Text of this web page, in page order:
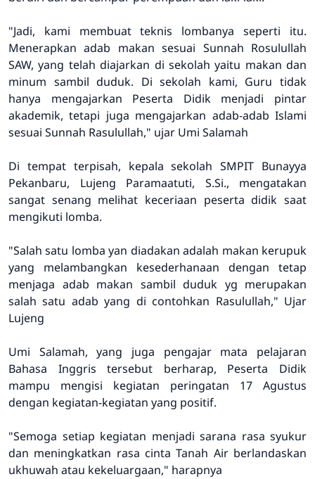
"Jadi, kami membuat teknis lombanya seperti itu.
Menerapkan adab makan sesuai Sunnah Rosulullah
SAW, yang telah diajarkan di sekolah yaitu makan dan
minum sambil duduk. Di sekolah kami, Guru tidak
hanya mengajarkan Peserta Didik menjadi pintar
akademik, tetapi juga mengajarkan adab-adab Islami
sesuai Sunnah Rasulullah," ujar Umi Salamah
Di tempat terpisah, kepala sekolah SMPIT Bunayya
Pekanbaru, Lujeng Paramaatuti, S.Si., mengatakan
sangat senang melihat keceriaan peserta didik saat
mengikuti lomba.
"Salah satu lomba yan diadakan adalah makan kerupuk
yang melambangkan kesederhanaan dengan tetap
menjaga adab makan sambil duduk yg merupakan
salah satu adab yang di contohkan Rasulullah," Ujar
Lujeng
Umi Salamah, yang juga pengajar mata pelajaran
Bahasa Inggris tersebut berharap, Peserta Didik
mampu mengisi kegiatan peringatan 17 Agustus
dengan kegiatan-kegiatan yang positif.
"Semoga setiap kegiatan menjadi sarana rasa syukur
dan meningkatkan rasa cinta Tanah Air berlandaskan
ukhuwah atau kekeluargaan," harapnya